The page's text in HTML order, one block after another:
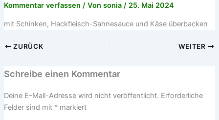
Kommentar verfassen / Von sonia / 25. Mai 2024
mit Schinken, Hackfleisch-Sahnesauce und Käse überbacken
ZURÜCK WEITER
Schreibe einen Kommentar
Deine E-Mail-Adresse wird nicht veröffentlicht. Erforderliche
Felder sind mit *markiert